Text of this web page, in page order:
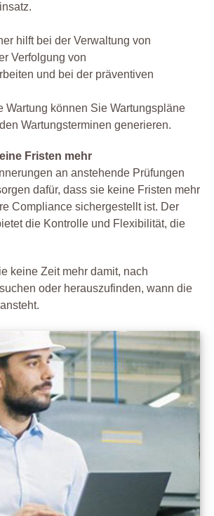
hilft bei der Verwaltung von
Verfolgung von
und bei der präventiven
Wartung können Sie Wartungspläne
Wartungsterminen generieren.
Fristen mehr
an anstehende Prüfungen
dafür, dass sie keine Fristen mehr
Compliance sichergestellt ist. Der
die Kontrolle und Flexibilität, die
keine Zeit mehr damit, nach
oder herauszufinden, wann die